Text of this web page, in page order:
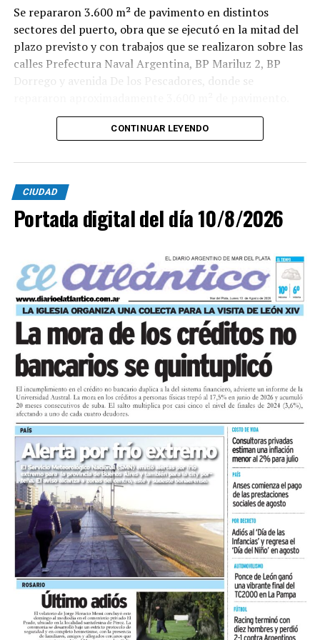
Se repararon 3.600 m² de pavimento en distintos
sectores del puerto, obra que se ejecutó en la mitad del
plazo previsto y con trabajos que se realizaron sobre las
calles Prefectura Naval Argentina, BP Mariluz 2, BP
Dorrego y avenida De los Pescadores, donde se
La obra contemplaba originalmente la intervención de
3.000 m² y posteriormente se incorporaron otros 600
m² mediante una ampliación contractual, de acuerdo
con la normativa vigente, permitiendo extender las
tareas de recuperación a sectores que requerían
atención.
“En un contexto donde la obra pública no solo está
paralizada en la ciudad sino que parece mala palabra
desde el Puerto venimos sostenidamente trabajando
para recuperar el espacio público y las calles de la
jurisdicción, mejorar las condiciones de circulación y la
seguridad” afirmó Marcos Gutiérrez, presidente del
Consorcio Portuario Regional Mar del Plata.
A partir de inicios de agosto quedaron habilitados los
últimos tramos reparados, luego de transcurridos los 14
días mínimos requeridos para que el material alcance la
CONTINUAR LEYENDO
CIUDAD
Portada digital del día 10/8/2026